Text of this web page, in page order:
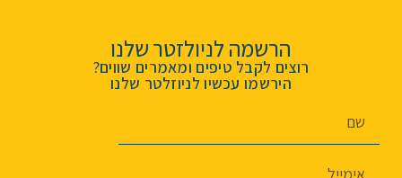
הרשמה לניולזטר שלנו
רוצים לקבל טיפים ומאמרים שווים?
הירשמו עכשיו לניוזלטר שלנו